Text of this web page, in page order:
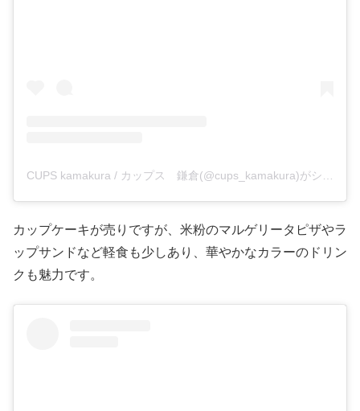
カップケーキが売りですが、米粉のマルゲリータピザやラ
ップサンドなど軽食も少しあり、華やかなカラーのドリン
クも魅力です。